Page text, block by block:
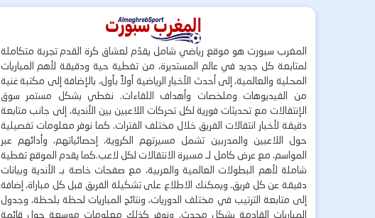
المغرب سبورت هو موقع رياضي شامل يقدّم لعشاق كرة القدم تجربة متكاملة
لمتابعة كل جديد في عالم المستديرة، من تغطية حية ودقيقة لأهم المباريات
المحلية والعالمية، إلى أحدث الأخبار الرياضية أولاً بأول، بالإضافة إلى مكتبة غنية
من الفيديوهات وملخصات وأهداف اللقاءات. نغطي بشكل مستمر سوق
الإنتقالات مع تحديثات فورية لكل تحركات اللاعبين بين الأندية، إلى جانب متابعة
دقيقة لأخبار انتقالات الفريق خلال مختلف الفترات. كما نوفر معلومات تفصيلية
حول اللاعبين والمدربين تشمل مسيرتهم الكروية، إحصائياتهم، وأدائهم عبر
المواسم، مع عرض كامل لـ مسيرة الانتقالات لكل لاعب.كما يقدم الموقع تغطية
شاملة لأهم البطولات العالمية والعربية، مع صفحات خاصة بـ الأندية وبيانات
دقيقة عن كل فريق. ويمكنك الاطلاع على تشكيلة الفريق قبل كل مباراة، إضافة
إلى متابعة الترتيب في مختلف الدوريات، ونتائج المباريات لحظة بلحظة، وجدول
المباريات القادمة بشكل محدث. ونوفر كذلك معلومات موسعة حول قائمة